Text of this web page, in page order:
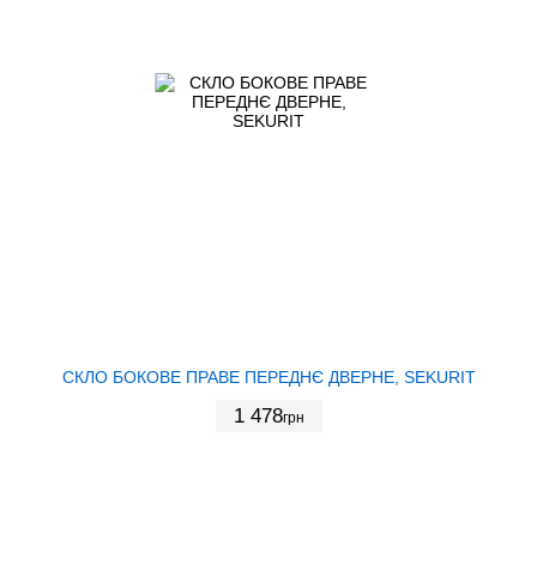
СКЛО БОКОВЕ ПРАВЕ ПЕРЕДНЄ ДВЕРНЕ, SEKURIT
1 478грн